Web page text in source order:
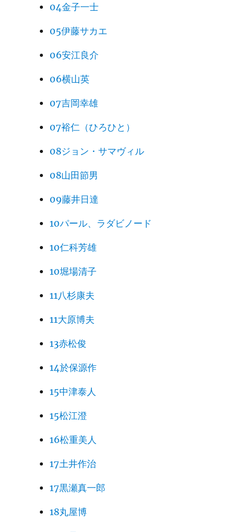
04金子一士
05伊藤サカエ
06安江良介
06横山英
07吉岡幸雄
07裕仁（ひろひと）
08ジョン・サマヴィル
08山田節男
09藤井日達
10パール、ラダビノード
10仁科芳雄
10堀場清子
11八杉康夫
11大原博夫
13赤松俊
14於保源作
15中津泰人
15松江澄
16松重美人
17土井作治
17黒瀬真一郎
18丸屋博